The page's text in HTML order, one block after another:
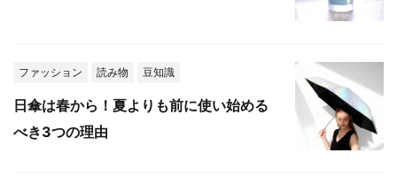
ファッション 読み物 豆知識
日傘は春から！夏よりも前に使い始める
べき3つの理由